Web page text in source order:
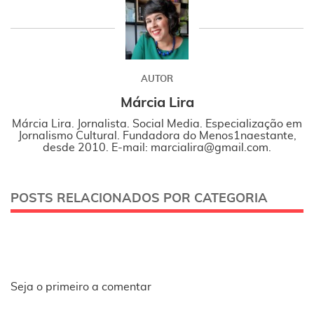
AUTOR
Márcia Lira
Márcia Lira. Jornalista. Social Media. Especialização em
Jornalismo Cultural. Fundadora do Menos1naestante,
desde 2010. E-mail: marcialira@gmail.com.
POSTS RELACIONADOS POR CATEGORIA
Seja o primeiro a comentar